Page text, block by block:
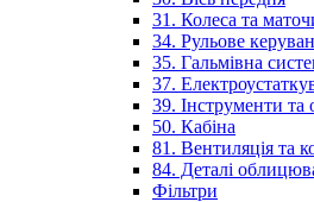
31. Колеса та
34. Рульове
35. Гальмівна
37.
39. Інструменти та
50. Кабіна
81. Вентиляція та
84. Деталі
Фільтри